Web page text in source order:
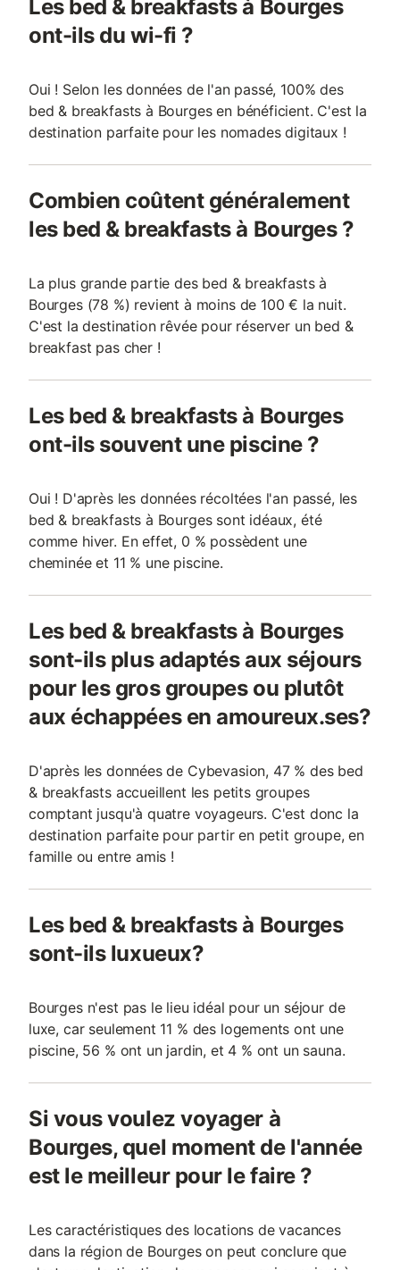
Les bed & breakfasts à Bourges
ont-ils du wi-fi ?
Oui ! Selon les données de l'an passé, 100% des
bed & breakfasts à Bourges en bénéficient. C'est la
destination parfaite pour les nomades digitaux !
Combien coûtent généralement
les bed & breakfasts à Bourges ?
La plus grande partie des bed & breakfasts à
Bourges (78 %) revient à moins de 100 € la nuit.
C'est la destination rêvée pour réserver un bed &
breakfast pas cher !
Les bed & breakfasts à Bourges
ont-ils souvent une piscine ?
Oui ! D'après les données récoltées l'an passé, les
bed & breakfasts à Bourges sont idéaux, été
comme hiver. En effet, 0 % possèdent une
cheminée et 11 % une piscine.
Les bed & breakfasts à Bourges
sont-ils plus adaptés aux séjours
pour les gros groupes ou plutôt
aux échappées en amoureux.ses?
D'après les données de Cybevasion, 47 % des bed
& breakfasts accueillent les petits groupes
comptant jusqu'à quatre voyageurs. C'est donc la
destination parfaite pour partir en petit groupe, en
famille ou entre amis !
Les bed & breakfasts à Bourges
sont-ils luxueux?
Bourges n'est pas le lieu idéal pour un séjour de
luxe, car seulement 11 % des logements ont une
piscine, 56 % ont un jardin, et 4 % ont un sauna.
Si vous voulez voyager à
Bourges, quel moment de l'année
est le meilleur pour le faire ?
Les caractéristiques des locations de vacances
dans la région de Bourges on peut conclure que